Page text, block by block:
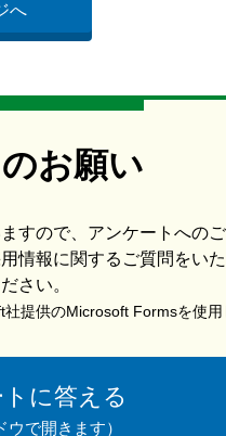
へ
お願い
すので、アンケートへのご
情報に関するご質問をい
さい。
提供のMicrosoft Formsを使用
に答える
ウで開きます）